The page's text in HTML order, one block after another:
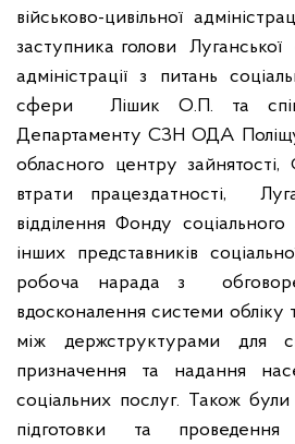
військово-цивільної
заступника голови
Луганської
адміністрації
з питань
сфери
Лішик О.П. та
Департаменту СЗН ОДА
обласного центру
втрати працездатності,
відділення Фонду соціального
інших представників
робоча нарада з
вдосконалення системи обліку
між держструктурами для
призначення та надання
соціальних послуг. Також
підготовки та